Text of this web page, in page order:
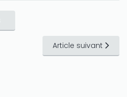
Article suivant